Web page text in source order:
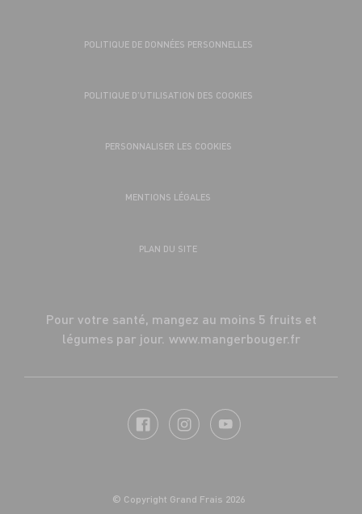
POLITIQUE DE DONNÉES PERSONNELLES
POLITIQUE D’UTILISATION DES COOKIES
PERSONNALISER LES COOKIES
MENTIONS LÉGALES
PLAN DU SITE
Pour votre santé, mangez au moins 5 fruits et
légumes par jour. www.mangerbouger.fr
© Copyright Grand Frais 2026